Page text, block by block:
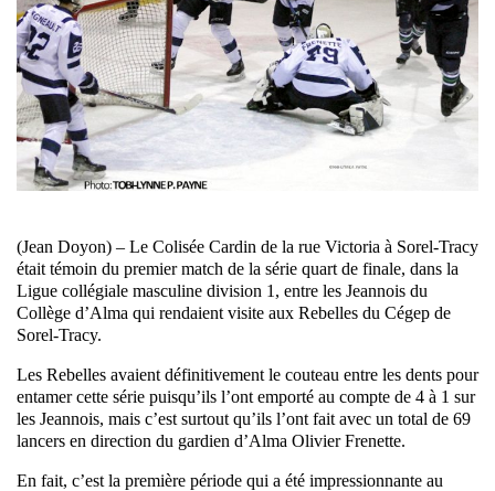
(Jean Doyon) – Le Colisée Cardin de la rue Victoria à Sorel-Tracy
était témoin du premier match de la série quart de finale, dans la
Ligue collégiale masculine division 1, entre les Jeannois du
Collège d’Alma qui rendaient visite aux Rebelles du Cégep de
Sorel-Tracy.
Les Rebelles avaient définitivement le couteau entre les dents pour
entamer cette série puisqu’ils l’ont emporté au compte de 4 à 1 sur
les Jeannois, mais c’est surtout qu’ils l’ont fait avec un total de 69
lancers en direction du gardien d’Alma Olivier Frenette.
En fait, c’est la première période qui a été impressionnante au